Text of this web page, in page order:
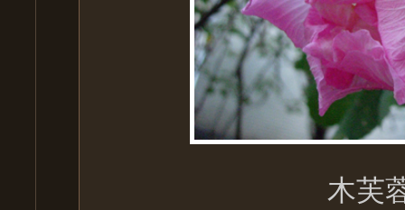
木芙